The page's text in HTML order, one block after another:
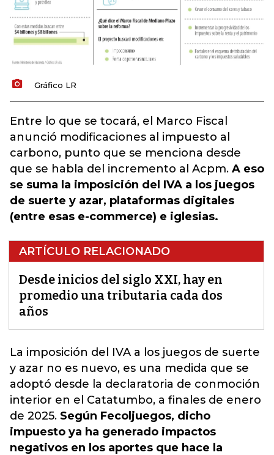
Gráfico LR
Entre lo que se tocará, el Marco Fiscal
anunció modificaciones al impuesto al
carbono, punto que se menciona desde
que se habla del incremento al Acpm. A eso
se suma la imposición del IVA a los juegos
de suerte y azar, plataformas digitales
(entre esas e-commerce) e iglesias.
ARTÍCULO RELACIONADO
Desde inicios del siglo XXI, hay en
promedio una tributaria cada dos
años
La imposición del IVA a los juegos de suerte
y azar no es nuevo, es una medida que se
adoptó desde la declaratoria de conmoción
interior en el Catatumbo, a finales de enero
de 2025. Según Fecoljuegos, dicho
impuesto ya ha generado impactos
negativos en los aportes que hace la